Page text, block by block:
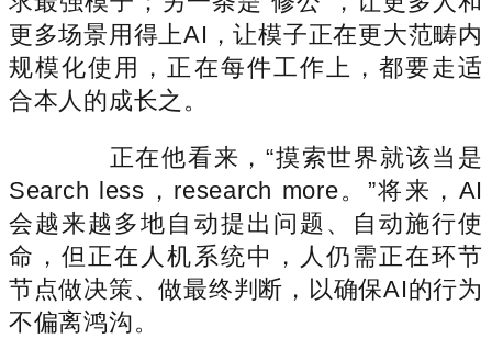
更多场景用得上AI，让模子正在更大范畴内
规模化使用，正在每件工作上，都要走适
合本人的成长之。
正在他看来，“摸索世界就该当是
Search less，research more。”将来，AI
会越来越多地自动提出问题、自动施行使
命，但正在人机系统中，人仍需正在环节
节点做决策、做最终判断，以确保AI的行为
不偏离鸿沟。